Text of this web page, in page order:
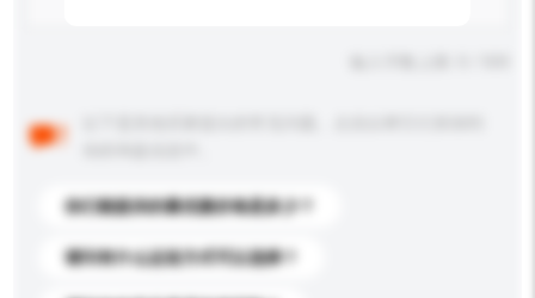
你们能提供的最优惠价格是多少？
请问有什么运送方式可以选择？